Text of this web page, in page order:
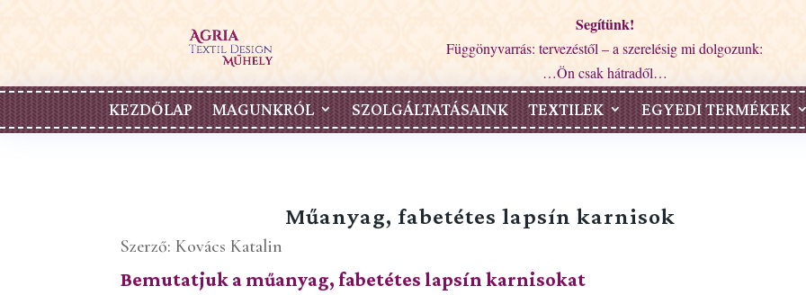
Segítünk!
Függönyvarrás: tervezéstől – a szerelésig mi dolgozunk:
…Ön csak hátradől…
KEZDŐLAP MAGUNKRÓL SZOLGÁLTATÁSAINK TEXTILEK EGYEDI TERMÉKEK
Műanyag, fabetétes lapsín karnisok
Szerző:Kovács Katalin
Bemutatjuk a műanyag, fabetétes lapsín karnisokat